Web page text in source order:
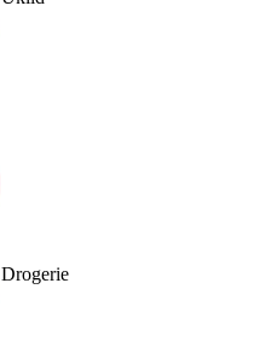
Drogerie